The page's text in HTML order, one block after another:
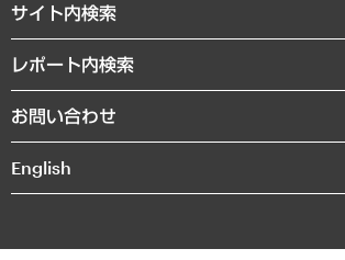
まちづくり・観光・交通・スポーツ・スマートシティ
自然資源・農林水産業・食料システム
メディア掲載・出演
沿革
組織図・本部部室紹介
インドネシア現地法人
個人情報保護方針
サイト内検索
レポート内検索
お問い合わせ
English